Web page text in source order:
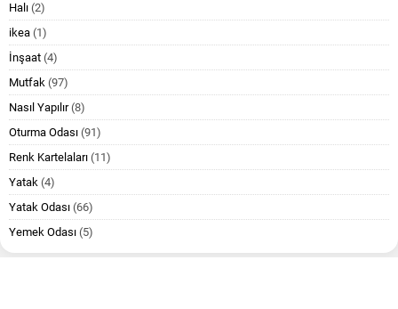
Halı (2)
ikea (1)
İnşaat (4)
Mutfak (97)
Nasıl Yapılır(8)
Oturma Odası (91)
Renk Kartelaları (11)
Yatak (4)
Yatak Odası (66)
Yemek Odası (5)